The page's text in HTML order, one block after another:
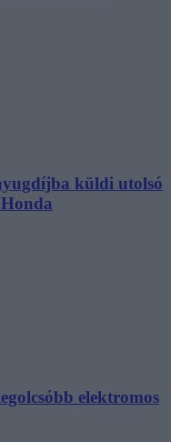
küldi utolsó
elektromos